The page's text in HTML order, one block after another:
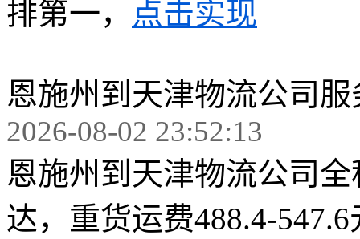
排第一， 点击实现
恩施州到天津物流公司
2026-08-02 23:52:13
恩施州到天津物流公司
达，重货运费488.4-